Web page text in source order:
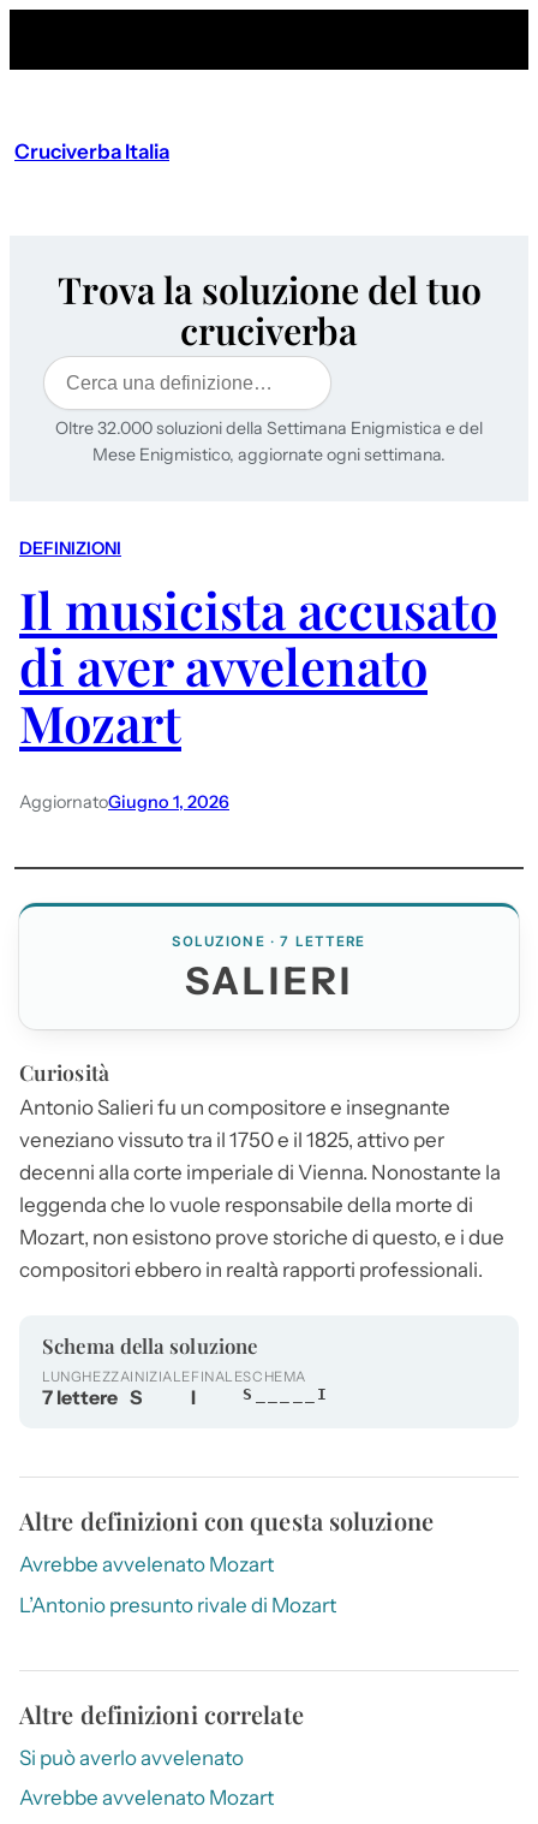
Cruciverba Italia
Trova la soluzione del tuo
cruciverba
Cerca
Oltre 32.000 soluzioni della Settimana Enigmistica e del
Mese Enigmistico, aggiornate ogni settimana.
DEFINIZIONI
Il musicista accusato
di aver avvelenato
Mozart
AggiornatoGiugno 1, 2026
SOLUZIONE · 7 LETTERE
SALIERI
Curiosità
AntonioSalieri fu un compositore e insegnante
veneziano vissuto tra il 1750 e il 1825, attivo per
decenni alla corte imperiale di Vienna. Nonostante la
leggenda che lo vuole responsabile della morte di
Mozart, non esistono prove storiche di questo, e i due
compositori ebbero in realtà rapporti professionali.
Schema della soluzione
LUNGHEZZA
7 lettere
INIZIALE
S
FINALE
I
SCHEMA
S_____I
Altre definizioni con questa soluzione
Avrebbe avvelenato Mozart
L’Antonio presunto rivale di Mozart
Altre definizioni correlate
Si può averlo avvelenato
Avrebbe avvelenato Mozart